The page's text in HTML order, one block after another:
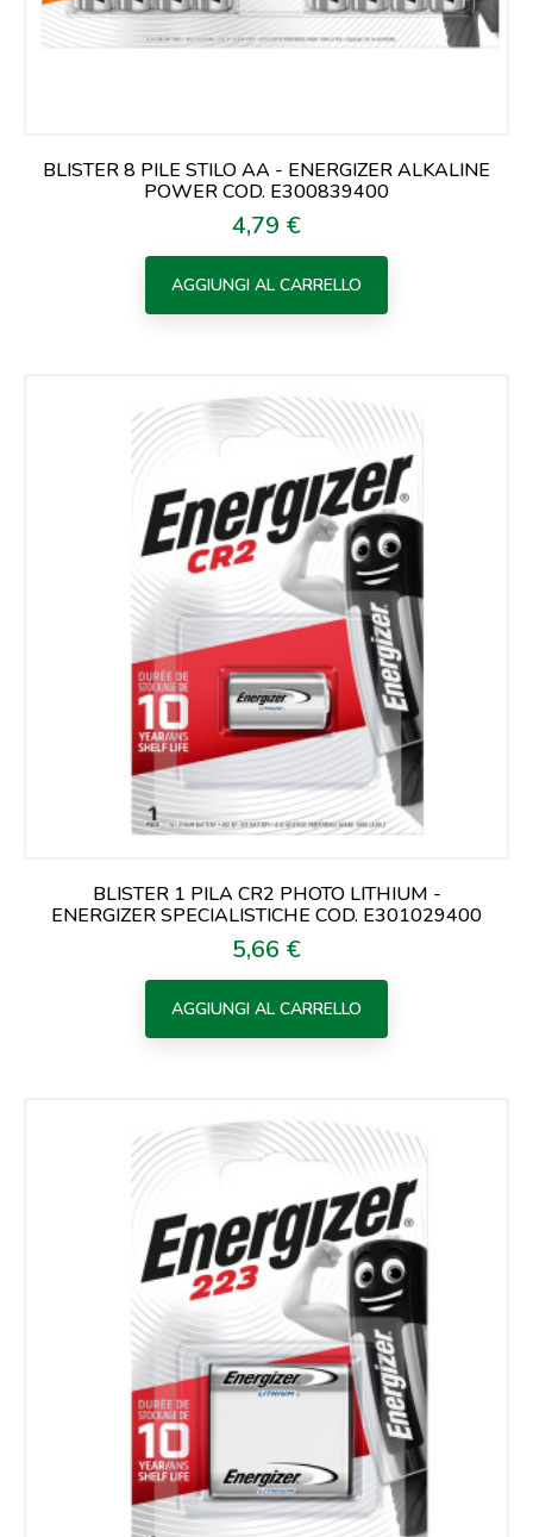
BLISTER 8 PILE STILO AA - ENERGIZER ALKALINE
POWER COD. E300839400
Prezzo
4,79 €
AGGIUNGI AL CARRELLO
BLISTER 1 PILA CR2 PHOTO LITHIUM -
ENERGIZER SPECIALISTICHE COD. E301029400
Prezzo
5,66 €
AGGIUNGI AL CARRELLO